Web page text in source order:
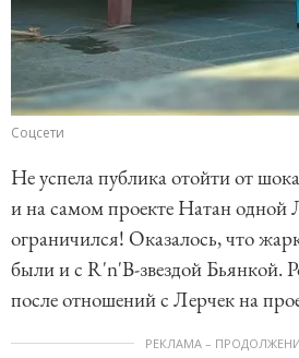
Соцсети
Не успела публика отойти от
и на самом проекте Натан одной
ограничился! Оказалось, что
были и с R'n'B-звездой Бьянкой.
после отношений с Лерчек на
РЕКЛАМА –